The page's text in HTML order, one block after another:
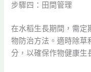
步驟四：田間管理
在水稻生長期間，需定
物防治方法。適時除草
分，以確保作物健康生